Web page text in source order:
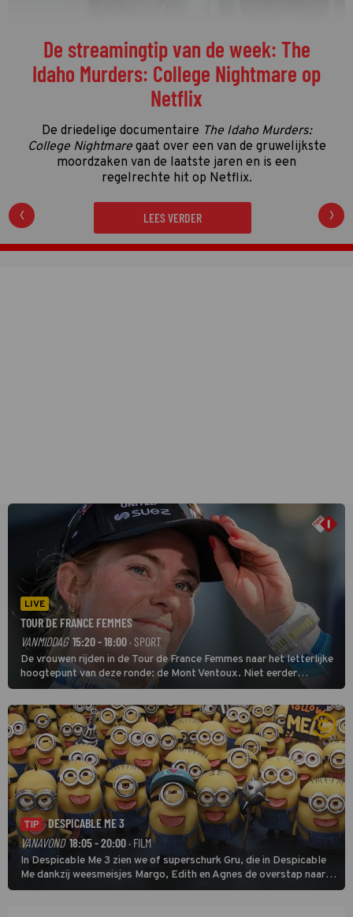
De streamingtip van de week: The
Idaho Murders: College Nightmare op
Netflix
De driedelige documentaire The Idaho Murders:
College Nightmaregaat over een van de gruwelijkste
moordzaken van de laatste jaren en is een
regelrechte hit op Netflix.
LEES VERDER
LIVE
TOUR DE FRANCE FEMMES
VANMIDDAG 15:20 - 18:00 · SPORT
De vrouwen rijden in de Tour de France Femmes naar het letterlijke
hoogtepunt van deze ronde: de Mont Ventoux. Niet eerder
finishten de vrouwen voor deze koers op deze kale col uit de
buitencategorie. De aanloop naar de slotklim is vlak.
TIP
DESPICABLE ME 3
VANAVOND 18:05 - 20:00· FILM
In Despicable Me 3 zien we of superschurk Gru, die in Despicable
Me dankzij weesmeisjes Margo, Edith en Agnes de overstap naar
het rechte pad maakte, ook op dat pad weet te blijven.